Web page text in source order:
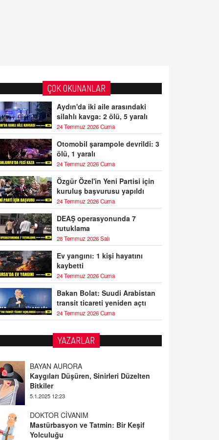
ÇOK OKUNANLAR
Aydın'da iki aile arasındaki
silahlı kavga: 2 ölü, 5 yaralı
24 Temmuz 2026 Cuma
Otomobil şarampole devrildi: 3
ölü, 1 yaralı
24 Temmuz 2026 Cuma
Özgür Özel'in Yeni Partisi için
kuruluş başvurusu yapıldı
24 Temmuz 2026 Cuma
DEAŞ operasyonunda 7
tutuklama
28 Temmuz 2026 Salı
Ev yangını: 1 kişi hayatını
kaybetti
24 Temmuz 2026 Cuma
Bakan Bolat: Suudi Arabistan
transit ticareti yeniden açtı
24 Temmuz 2026 Cuma
YAZARLAR
BAYAN AURORA
Kaygıları Düşüren, Sinirleri Düzelten
Bitkiler
5.1.2025 12:23
DOKTOR CİVANIM
Mastürbasyon ve Tatmin: Bir Keşif
Yolculuğu